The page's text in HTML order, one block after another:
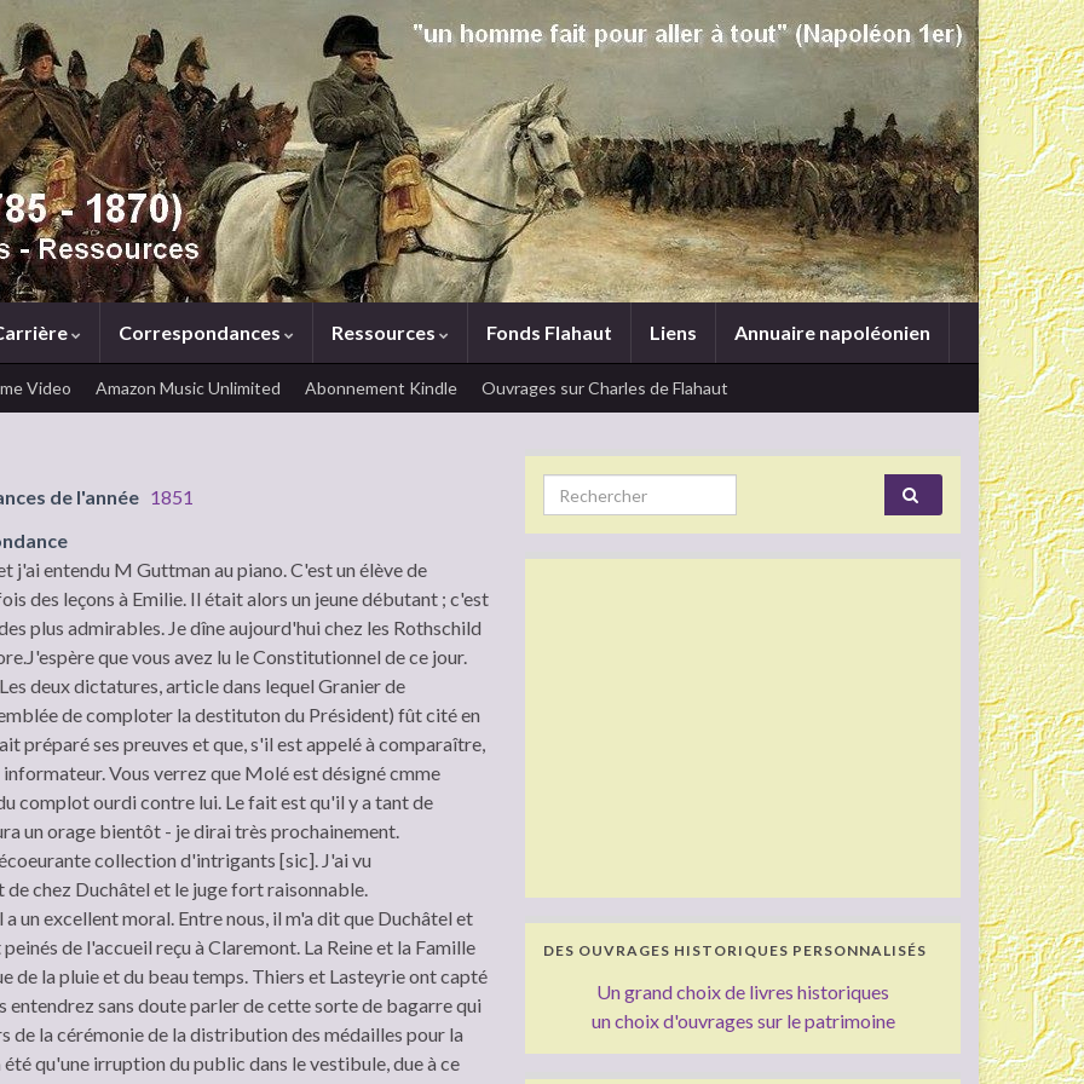
Correspondances Ressources Fonds Flahaut Liens Annuaire napoléonien
Video Amazon Music Unlimited Abonnement Kindle Ouvrages sur Charles de Flahaut
de l'année 1851
j'ai entendu M Guttman au piano. C'est un élève de
des leçons à Emilie. Il était alors un jeune débutant ; c'est
plus admirables. Je dîne aujourd'hui chez les Rothschild
que vous avez lu le Constitutionnel de ce jour.
deux dictatures, article dans lequel Granier de
de comploter la destituton du Président) fût cité en
préparé ses preuves et que, s'il est appelé à comparaître,
Vous verrez que Molé est désigné cmme
complot ourdi contre lui. Le fait est qu'il y a tant de
un orage bientôt - je dirai très prochainement.
collection d'intrigants [sic]. J'ai vu
chez Duchâtel et le juge fort raisonnable.
un excellent moral. Entre nous, il m'a dit que Duchâtel et
de l'accueil reçu à Claremont. La Reine et la Famille
de la pluie et du beau temps. Thiers et Lasteyrie ont capté
entendrez sans doute parler de cette sorte de bagarre qui
de la cérémonie de la distribution des médailles pour la
qu'une irruption du public dans le vestibule, due à ce
Search for:
DES OUVRAGES HISTORIQUES PERSONNALISÉS
Un grand choix de livres historiques
un choix d'ouvrages sur le patrimoine